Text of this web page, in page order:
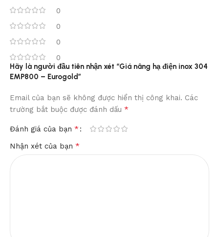
0
0
0
0
Hãy là người đầu tiên nhận xét “Giá nâng hạ điện inox 304
EMP800 – Eurogold”
Email của bạn sẽ không được hiển thị công khai. Các
trường bắt buộc được đánh dấu *
Đánh giá của bạn *
Nhận xét của bạn *